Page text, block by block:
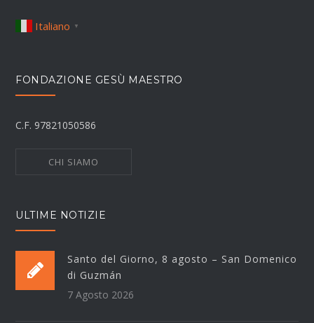
Italiano ▼
FONDAZIONE GESÙ MAESTRO
C.F. 97821050586
CHI SIAMO
ULTIME NOTIZIE
Santo del Giorno, 8 agosto – San Domenico
di Guzmán
7 Agosto 2026